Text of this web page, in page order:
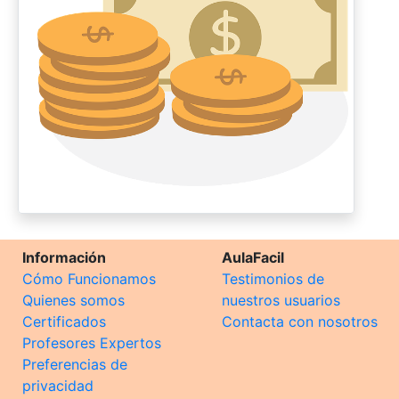
Información
Cómo Funcionamos
Quienes somos
Certificados
Profesores Expertos
Preferencias de
privacidad
AulaFacil
Testimonios de
nuestros usuarios
Contacta con nosotros